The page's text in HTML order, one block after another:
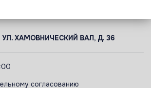
УЛ. ХАМОВНИЧЕСКИЙ ВАЛ, Д. 36
согласованию